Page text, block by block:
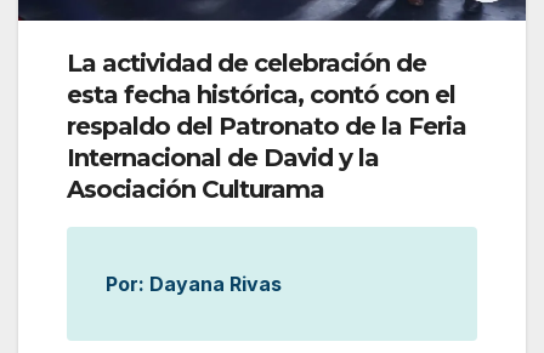
La actividad de celebración de
esta fecha histórica, contó con el
respaldo del Patronato de la Feria
Internacional de David y la
Asociación Culturama
Por: Dayana Rivas